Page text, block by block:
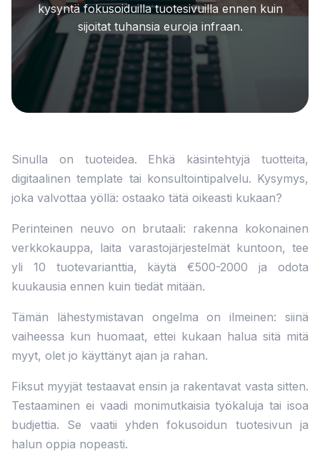
kysyntä fokusoiduilla tuotesivuilla ennen kuin
sijoitat tuhansia euroja infraan.
Sinulla on tuoteidea. Ehkä käsintehtyjä tuotteita,
digitaalinen template tai konsultointipalvelu. Kysymys,
joka valvottaa yöllä: ostaako tätä oikeasti kukaan?
Perinteinen neuvo on brutaali: rakenna kokonainen
verkkokauppa, laita varastojärjestelmät kuntoon, tee
yli 10 tuotevarianttia, käytä €500-2000 ja odota
kuukausia ennen kuin tiedät mitään.
Tämän lähestymistavan ongelma on ilmeinen: siinä
vaiheessa kun huomaat, ettei kukaan halua sitä mitä
myyt, olet jo käyttänyt ajan ja rahan.
Fiksut myyjät testaavat ensin ja rakentavat vasta sitten.
Testaaminen ei vaadi monimutkaisia työkaluja tai isoa
budjettia. Se vaatii yhden fokusoidun tuotesivun ja
halun oppia nopeasti.